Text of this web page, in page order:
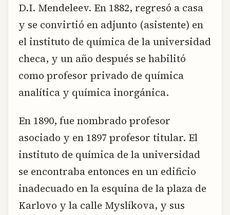
D.I. Mendeleev. En 1882, regresó a casa
y se convirtió en adjunto (asistente) en
el instituto de química de la universidad
checa, y un año después se habilitó
como profesor privado de química
analítica y química inorgánica.
En 1890, fue nombrado profesor
asociado y en 1897 profesor titular. El
instituto de química de la universidad
se encontraba entonces en un edificio
inadecuado en la esquina de la plaza de
Karlovo y la calle Myslíkova, y sus